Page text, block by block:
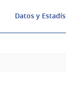
Datos y